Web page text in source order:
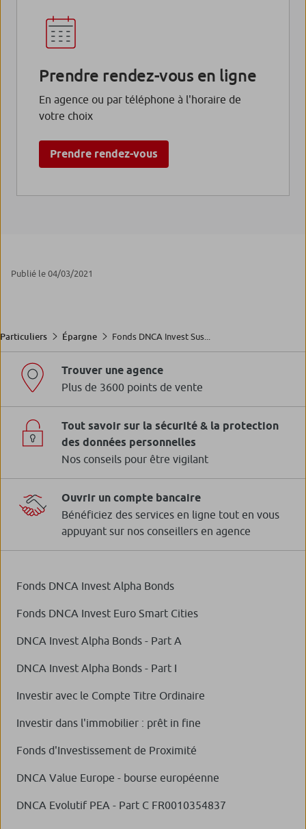
Prendre rendez-vous en ligne
En agence ou par téléphone à l'horaire de
votre choix
Prendre rendez-vous
Publié le 04/03/2021
Particuliers Épargne Fonds DNCA Invest Sus...
Trouver une agence
Plus de 3600 points de vente
Tout savoir sur la sécurité & la protection
des données personnelles
Nos conseils pour être vigilant
Ouvrir un compte bancaire
Bénéficiez des services en ligne tout en vous
appuyant sur nos conseillers en agence
Fonds DNCA Invest Alpha Bonds
Fonds DNCA Invest Euro Smart Cities
DNCA Invest Alpha Bonds - Part A
DNCA Invest Alpha Bonds - Part I
Investir avec le Compte Titre Ordinaire
Investir dans l'immobilier : prêt in fine
Fonds d'Investissement de Proximité
DNCA Value Europe - bourse européenne
DNCA Evolutif PEA - Part C FR0010354837